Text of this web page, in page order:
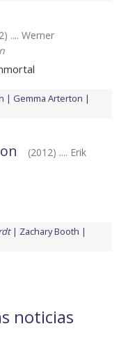
.... Werner
Gemma Arterton
(2012) .... Erik
Zachary Booth
noticias